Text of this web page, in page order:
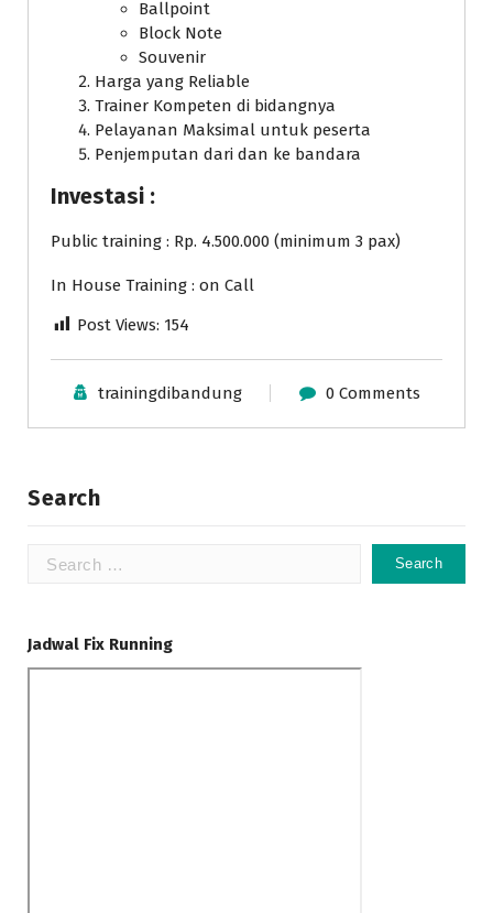
Ballpoint
Block Note
Souvenir
Harga yang Reliable
Trainer Kompeten di bidangnya
Pelayanan Maksimal untuk peserta
Penjemputan dari dan ke bandara
Investasi :
Public training : Rp. 4.500.000 (minimum 3 pax)
In House Training : on Call
Post Views: 154
trainingdibandung 0 Comments
Search
Search
Jadwal Fix Running